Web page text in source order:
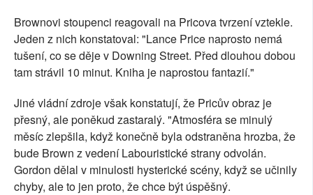
Brownovi stoupenci reagovali na Pricova tvrzení vztekle.
Jeden z nich konstatoval: "Lance Price naprosto nemá
tušení, co se děje v Downing Street. Před dlouhou dobou
tam strávil 10 minut. Kniha je naprostou fantazií."
Jiné vládní zdroje však konstatují, že Pricův obraz je
přesný, ale poněkud zastaralý. "Atmosféra se minulý
měsíc zlepšila, když konečně byla odstraněna hrozba, že
bude Brown z vedení Labouristické strany odvolán.
Gordon dělal v minulosti hysterické scény, když se učinily
chyby, ale to jen proto, že chce být úspěšný.